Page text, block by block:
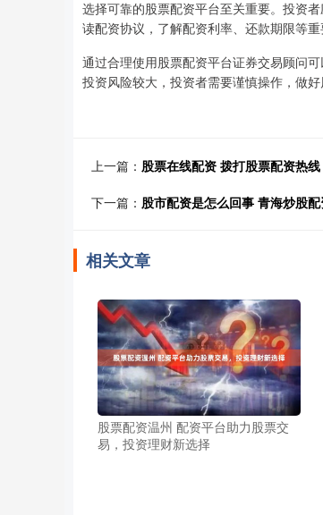
选择可靠的股票配资平台至关重要。投资
读配资协议，了解配资利率、还款期限等重
通过合理使用股票配资平台证券交易顾问
投资风险较大，投资者需要谨慎操作，做好
上一篇： 股票在线配资 拨打股票配资热
下一篇： 股市配资是怎么回事 青海炒股
相关文章
股票配资温州 配资平台助力股票交
易，投资理财新选择